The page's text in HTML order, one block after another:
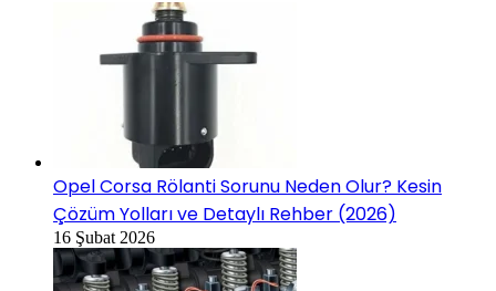
Opel Corsa Rölanti Sorunu Neden Olur? Kesin
Çözüm Yolları ve Detaylı Rehber (2026)
16 Şubat 2026